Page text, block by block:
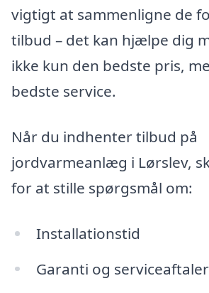
vigtigt at sammenligne de
tilbud – det kan hjælpe dig
ikke kun den bedste pris,
bedste service.
Når du indhenter tilbud på
jordvarmeanlæg i Lørslev,
for at stille spørgsmål om:
Installationstid
Garanti og serviceaftaler